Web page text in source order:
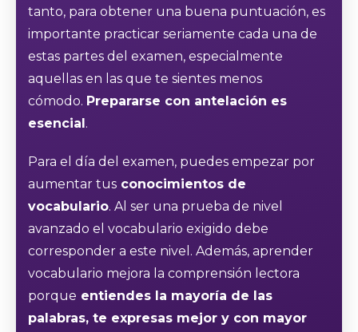
tanto, para obtener una buena puntuación, es
importante practicar seriamente cada una de
estas partes del examen, especialmente
aquellas en las que te sientes menos
cómodo. Prepararse con antelación es
esencial.
Para el día del examen, puedes empezar por
aumentar tus conocimientos de
vocabulario. Al ser una prueba de nivel
avanzado el vocabulario exigido debe
corresponder a este nivel. Además, aprender
vocabulario mejora la comprensión lectora
porque entiendes la mayoría de las
palabras, te expresas mejor y con mayor